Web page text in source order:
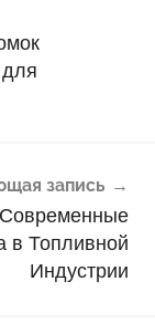
запись
в Топливной
Индустрии